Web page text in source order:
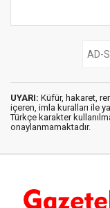
UYARI: Küfür, hakaret,
içeren, imla kuralları ile
Türkçe karakter
onaylanmamaktadır.